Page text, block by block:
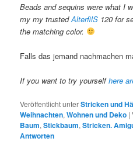
Beads and sequins were what I
my my trustedAlterfilS 120 for
the matching color.
Falls das jemand nachmachen
If you want to try yourselfhere
Veröffentlicht unterStricken und
Weihnachten,Wohnen und Deko |
Baum,Stickbaum,Stricken.
Antworten